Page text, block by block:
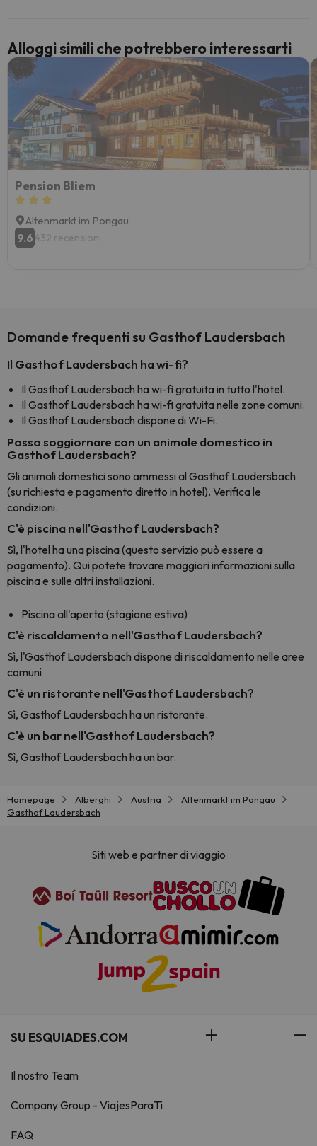
Alloggi simili che potrebbero interessarti
Pension Bliem
Altenmarkt im Pongau
9.6432 recensioni
Domande frequenti su Gasthof Laudersbach
Il Gasthof Laudersbach ha wi-fi?
Il Gasthof Laudersbach ha wi-fi gratuita in tutto l'hotel.
Il Gasthof Laudersbach ha wi-fi gratuita nelle zone comuni.
Il Gasthof Laudersbach dispone di Wi-Fi.
Posso soggiornare con un animale domestico in
Gasthof Laudersbach?
Gli animali domestici sono ammessi al Gasthof Laudersbach
(su richiesta e pagamento diretto in hotel). Verifica le
condizioni.
C'è piscina nell'Gasthof Laudersbach?
Sì, l'hotel ha una piscina (questo servizio può essere a
pagamento). Qui potete trovare maggiori informazioni sulla
piscina e sulle altri installazioni.
Piscina all'aperto (stagione estiva)
C'è riscaldamento nell'Gasthof Laudersbach?
Sì, l'Gasthof Laudersbach dispone di riscaldamento nelle aree
comuni
C'è un ristorante nell'Gasthof Laudersbach?
Sì, Gasthof Laudersbach ha un ristorante.
C'è un bar nell'Gasthof Laudersbach?
Sì, Gasthof Laudersbach ha un bar.
Homepage Alberghi Austria
Altenmarkt im Pongau
Gasthof Laudersbach
Siti web e partner di viaggio
SU ESQUIADES.COM
Il nostro Team
Company Group - ViajesParaTi
FAQ